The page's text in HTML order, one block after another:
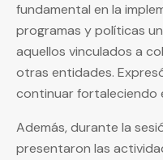
fundamental en la
programas y políticas
aquellos vinculados a
otras entidades.
continuar fortaleciendo
Además, durante la
presentaron las